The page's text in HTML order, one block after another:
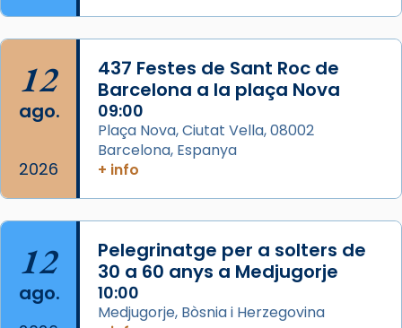
View on Facebook · Share
12
ago.
2026
437 Festes de Sant Roc de
Barcelona a la plaça Nova
09:00
Plaça Nova, Ciutat Vella, 08002
Barcelona, Espanya
+ info
12
ago.
Pelegrinatge per a solters de
30 a 60 anys a Medjugorje
10:00
Medjugorje, Bòsnia i Herzegovina